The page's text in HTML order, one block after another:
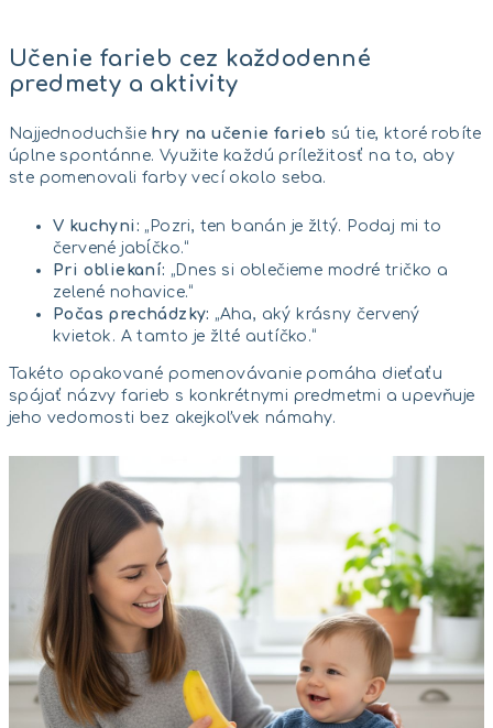
Učenie farieb cez každodenné
predmety a aktivity
Najjednoduchšie hry na učenie farieb sú tie, ktoré robíte
úplne spontánne. Využite každú príležitosť na to, aby
ste pomenovali farby vecí okolo seba.
V kuchyni: „Pozri, ten banán je žltý. Podaj mi to
červené jabĺčko.“
Pri obliekaní: „Dnes si oblečieme modré tričko a
zelené nohavice.“
Počas prechádzky: „Aha, aký krásny červený
kvietok. A tamto je žlté autíčko.“
Takéto opakované pomenovávanie pomáha dieťaťu
spájať názvy farieb s konkrétnymi predmetmi a upevňuje
jeho vedomosti bez akejkoľvek námahy.